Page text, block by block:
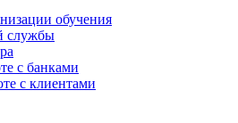
обучения
службы
с банками
с клиентами